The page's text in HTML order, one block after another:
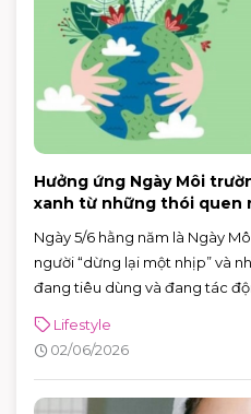
Hưởng ứng Ngày Môi
xanh từ những thói quen
Ngày 5/6 hằng năm là Ngày
người “dừng lại một nhịp” và
đang tiêu dùng và đang tác
đến hành động vì khí hậu, với
tại Azerbaijan.
Lifestyle
02/06/2026